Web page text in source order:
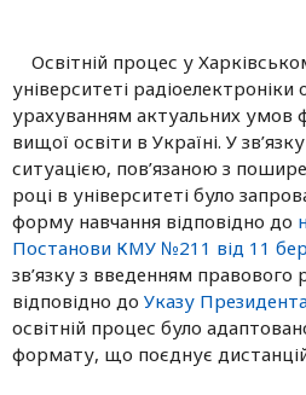
Освітній процес у
університеті радіоелектроніки
урахуванням актуальних умов
вищої освіти в Україні. У
ситуацією, пов’язаною з
році в університеті було
форму навчання відповідно до
Постанови КМУ №211 від 11
зв’язку з введенням
відповідно до Указу
освітній процес було
формату, що поєднує